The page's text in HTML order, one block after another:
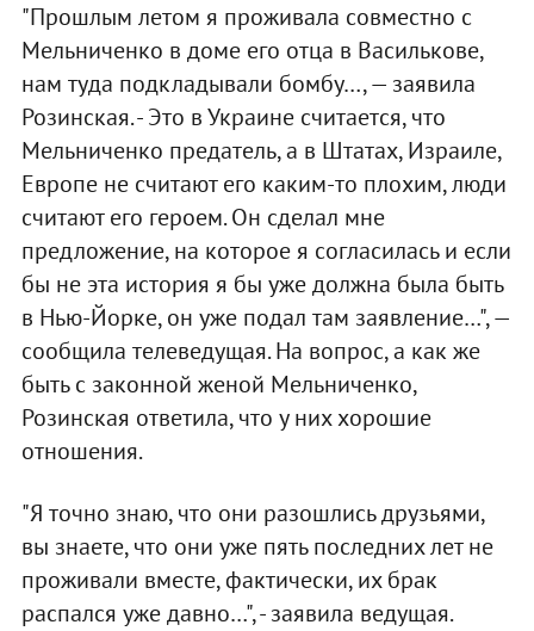
"Прошлым летом я проживала совместно с
Мельниченко в доме его отца в Василькове,
нам туда подкладывали бомбу…, — заявила
Розинская. - Это в Украине считается, что
Мельниченко предатель, а в Штатах, Израиле,
Европе не считают его каким-то плохим, люди
считают его героем. Он сделал мне
предложение, на которое я согласилась и если
бы не эта история я бы уже должна была быть
в Нью-Йорке, он уже подал там заявление…", —
сообщила телеведущая. На вопрос, а как же
быть с законной женой Мельниченко,
Розинская ответила, что у них хорошие
отношения.
"Я точно знаю, что они разошлись друзьями,
вы знаете, что они уже пять последних лет не
проживали вместе, фактически, их брак
распался уже давно…", - заявила ведущая.